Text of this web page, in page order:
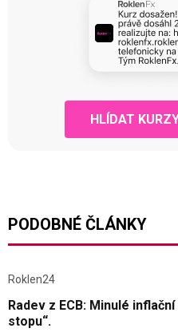
HLÍDAT
PODOBNÉ ČLÁNKY
Roklen24
Radev z ECB: Minulé
stopu“.